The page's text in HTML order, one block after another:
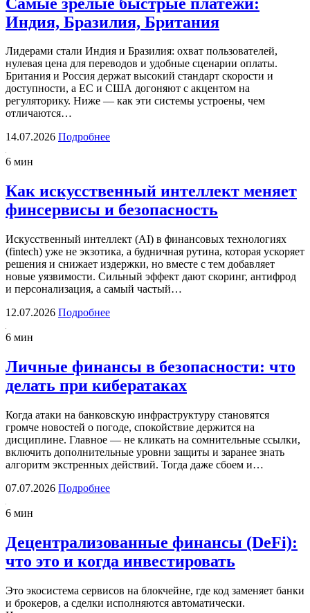
Индия, Бразилия, Британия
Лидерами стали Индия и Бразилия: охват пользователей,
нулевая цена для переводов и удобные сценарии оплаты.
Британия и Россия держат высокий стандарт скорости и
доступности, а ЕС и США догоняют с акцентом на
регуляторику. Ниже — как эти системы устроены, чем
отличаются…
14.07.2026 Подробнее
6 мин
Как искусственный интеллект меняет
финсервисы и безопасность
Искусственный интеллект (AI) в финансовых технологиях
(fintech) уже не экзотика, а будничная рутина, которая ускоряет
решения и снижает издержки, но вместе с тем добавляет
новые уязвимости. Сильный эффект дают скоринг, антифрод
и персонализация, а самый частый…
12.07.2026 Подробнее
6 мин
Личные финансы в безопасности: что
делать при кибератаках
Когда атаки на банковскую инфраструктуру становятся
громче новостей о погоде, спокойствие держится на
дисциплине. Главное — не кликать на сомнительные ссылки,
включить дополнительные уровни защиты и заранее знать
алгоритм экстренных действий. Тогда даже сбоем и…
07.07.2026 Подробнее
6 мин
Децентрализованные финансы (DeFi):
что это и когда инвестировать
Это экосистема сервисов на блокчейне, где код заменяет банки
и брокеров, а сделки исполняются автоматически.